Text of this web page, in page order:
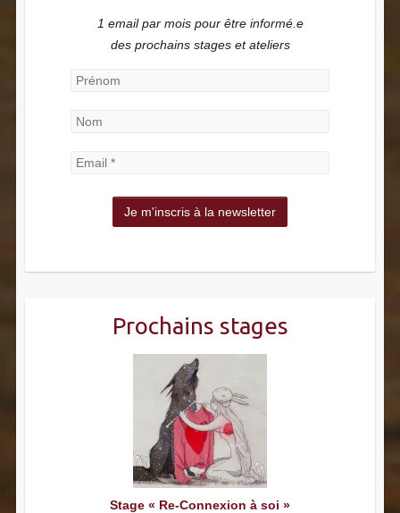
1 email par mois pour être informé.e
des prochains stages et ateliers
Prochains stages
Stage « Re-Connexion à soi »